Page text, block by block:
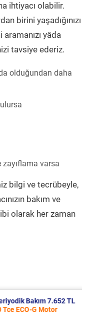
ihtiyacı olabilir.
birini yaşadığınızı
yâda
tavsiye ederiz.
olduğundan daha
zayıflama varsa
bilgi ve tecrübeyle,
bakım ve
olarak her zaman
7.652 TL
Motor